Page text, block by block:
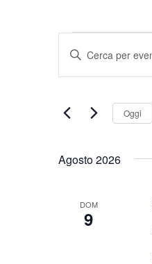
Eventi
Ricerca
viste
Inserisci
Parola
Chiave.
per
Oggi
Agosto 2026
DOM
9